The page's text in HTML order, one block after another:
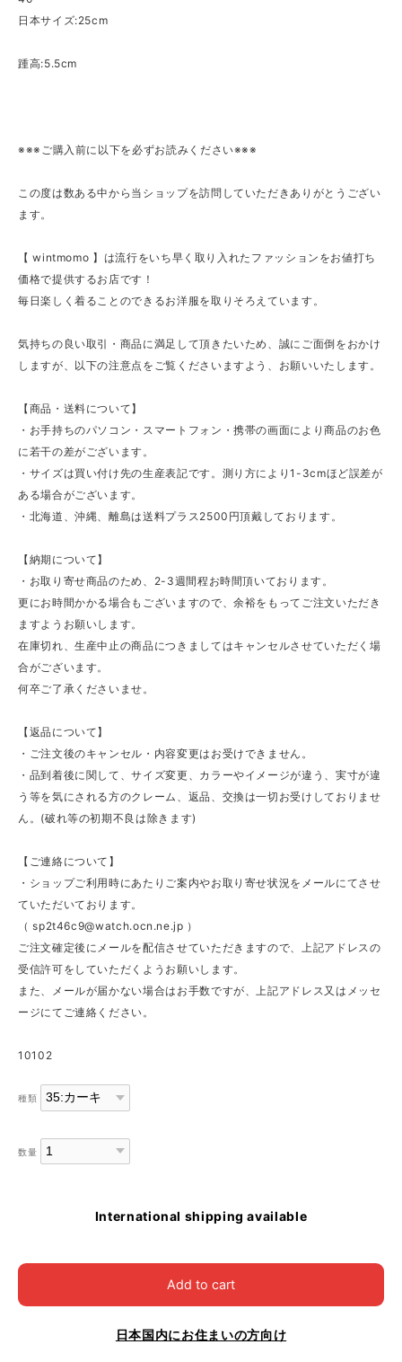
日本サイズ:25cm
踵高:5.5cm
※※※ご購入前に以下を必ずお読みください※※※
この度は数ある中から当ショップを訪問していただきありがとうござい
ます。
【 wintmomo 】は流行をいち早く取り入れたファッションをお値打ち
価格で提供するお店です！
毎日楽しく着ることのできるお洋服を取りそろえています。
気持ちの良い取引・商品に満足して頂きたいため、誠にご面倒をおかけ
しますが、以下の注意点をご覧くださいますよう、お願いいたします。
【商品・送料について】
・お手持ちのパソコン・スマートフォン・携帯の画面により商品のお色
に若干の差がございます。
・サイズは買い付け先の生産表記です。測り方により1-3cmほど誤差が
ある場合がございます。
・北海道、沖縄、離島は送料プラス2500円頂戴しております。
【納期について】
・お取り寄せ商品のため、2-3週間程お時間頂いております。
更にお時間かかる場合もございますので、余裕をもってご注文いただき
ますようお願いします。
在庫切れ、生産中止の商品につきましてはキャンセルさせていただく場
合がございます。
何卒ご了承くださいませ。
【返品について】
・ご注文後のキャンセル・内容変更はお受けできません。
・品到着後に関して、サイズ変更、カラーやイメージが違う、実寸が違
う等を気にされる方のクレーム、返品、交換は一切お受けしておりませ
ん。(破れ等の初期不良は除きます)
【ご連絡について】
・ショップご利用時にあたりご案内やお取り寄せ状況をメールにてさせ
ていただいております。
（sp2t46c9@watch.ocn.ne.jp ）
ご注文確定後にメールを配信させていただきますので、上記アドレスの
受信許可をしていただくようお願いします。
また、メールが届かない場合はお手数ですが、上記アドレス又はメッセ
ージにてご連絡ください。
10102
種類
数量
International shipping available
Add to cart
日本国内にお住まいの方向け